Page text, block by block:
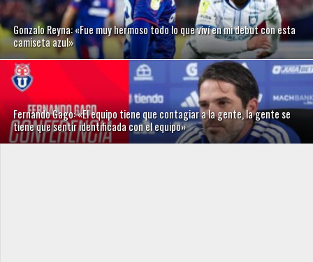
Gonzalo Reyna: «Fue muy hermoso todo lo que viví en mi debut con esta
camiseta azul»
Fernando Gago: «El equipo tiene que contagiar a la gente, la gente se
tiene que sentir identificada con el equipo»